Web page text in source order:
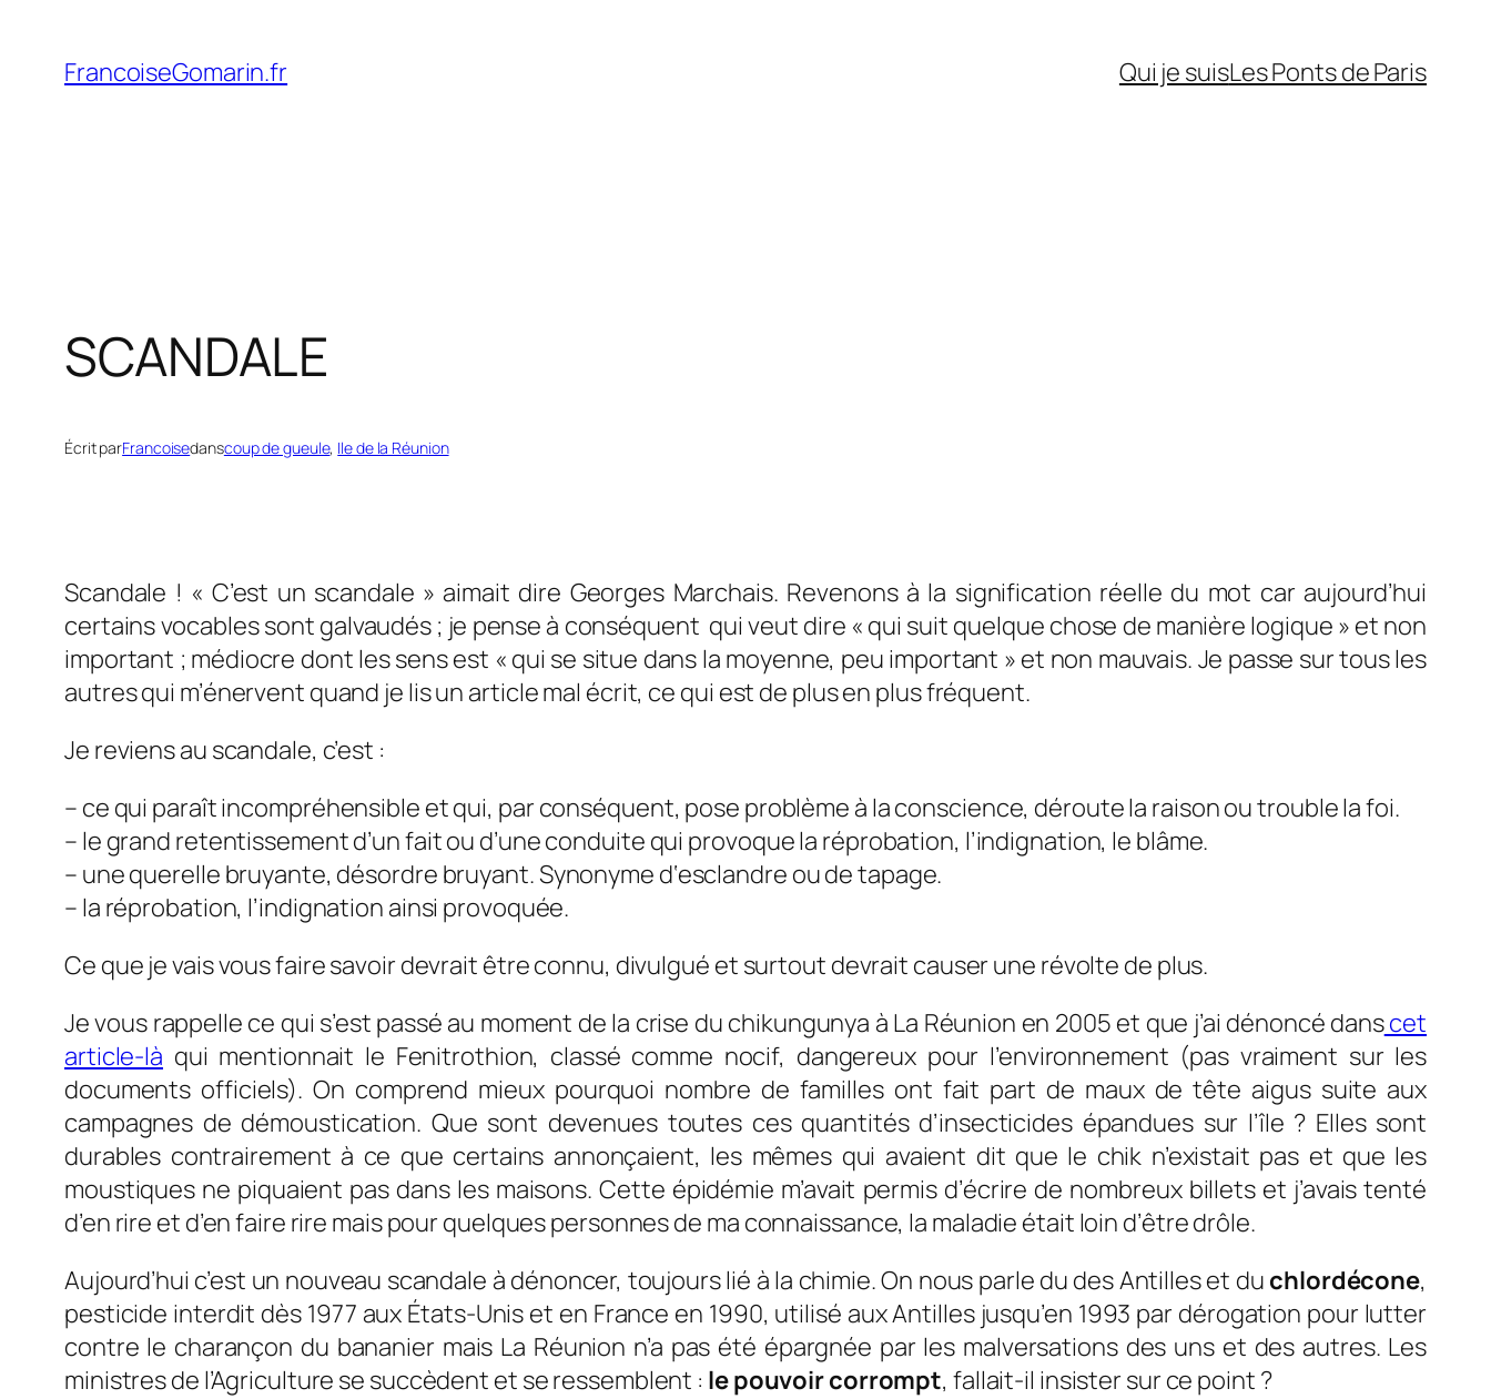
contenu
FrancoiseGomarin.fr Qui je suisLes Ponts de Paris
SCANDALE
Écrit parFrancoisedanscoup de gueule, Ile de la Réunion
Scandale ! « C’est un scandale » aimait dire Georges Marchais. Revenons à la signification réelle du mot car aujourd’hui
certains vocables sont galvaudés ; je pense à conséquent qui veut dire « qui suit quelque chose de manière logique » et non
important ; médiocre dont les sens est « qui se situe dans la moyenne, peu important » et non mauvais. Je passe sur tous les
autres qui m’énervent quand je lis un article mal écrit, ce qui est de plus en plus fréquent.
Je reviens au scandale, c’est :
– ce qui paraît incompréhensible et qui, par conséquent, pose problème à la conscience, déroute la raison ou trouble la foi.
– le grand retentissement d’un fait ou d’une conduite qui provoque la réprobation, l’indignation, le blâme.
– une querelle bruyante, désordre bruyant.Synonyme d‘esclandre ou de tapage.
– la réprobation, l’indignation ainsi provoquée.
Ce que je vais vous faire savoir devrait être connu, divulgué et surtout devrait causer une révolte de plus.
Je vous rappelle ce qui s’est passé au moment de la crise du chikungunya à La Réunion en 2005 et que j’ai dénoncé danscet
article-là qui mentionnait le Fenitrothion, classé comme nocif, dangereux pour l’environnement (pas vraiment sur les
documents officiels). On comprend mieux pourquoi nombre de familles ont fait part de maux de tête aigus suite aux
campagnes de démoustication. Que sont devenues toutes ces quantités d’insecticides épandues sur l’île ? Elles sont
durables contrairement à ce que certains annonçaient, les mêmes qui avaient dit que le chik n’existait pas et que les
moustiques ne piquaient pas dans les maisons. Cette épidémie m’avait permis d’écrire de nombreux billets et j’avais tenté
d’en rire et d’en faire rire mais pour quelques personnes de ma connaissance, la maladie était loin d’être drôle.
Aujourd’hui c’est un nouveau scandale à dénoncer, toujours lié à la chimie. On nous parle du des Antilles et du chlordécone,
pesticide interdit dès 1977 aux États-Unis et en France en 1990, utilisé aux Antilles jusqu’en 1993 par dérogation pour lutter
contre le charançon du bananier mais La Réunion n’a pas été épargnée par les malversations des uns et des autres. Les
ministres de l’Agriculture se succèdent et se ressemblent : le pouvoir corrompt, fallait-il insister sur ce point ?